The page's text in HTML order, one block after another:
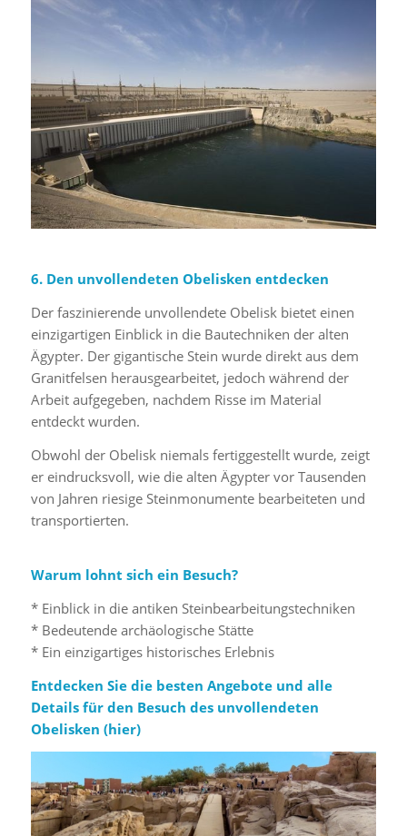
6. Den unvollendeten Obelisken entdecken
Der faszinierende unvollendete Obelisk bietet einen
einzigartigen Einblick in die Bautechniken der alten
Ägypter. Der gigantische Stein wurde direkt aus dem
Granitfelsen herausgearbeitet, jedoch während der
Arbeit aufgegeben, nachdem Risse im Material
entdeckt wurden.
Obwohl der Obelisk niemals fertiggestellt wurde, zeigt
er eindrucksvoll, wie die alten Ägypter vor Tausenden
von Jahren riesige Steinmonumente bearbeiteten und
transportierten.
Warum lohnt sich ein Besuch?
* Einblick in die antiken Steinbearbeitungstechniken
* Bedeutende archäologische Stätte
* Ein einzigartiges historisches Erlebnis
Entdecken Sie die besten Angebote und alle
Details für den Besuch des unvollendeten
Obelisken (hier)